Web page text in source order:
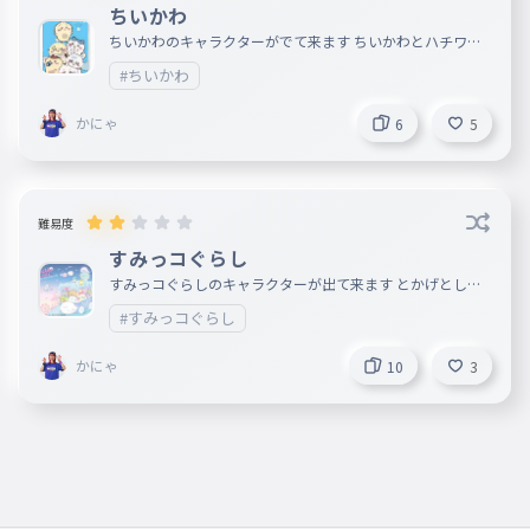
ちいかわ
ちいかわのキャラクターがでて来ます ちいかわとハチワレ
とうさぎとモモンガとラッコとくりまんじゅうがでてします
#ちいかわ
かにゃ 6 5
難易度
すみっコぐらし
すみっコぐらしのキャラクターが出て来ます とかげとしろ
くまとペンギンが好きです。
#すみっコぐらし
かにゃ 10 3